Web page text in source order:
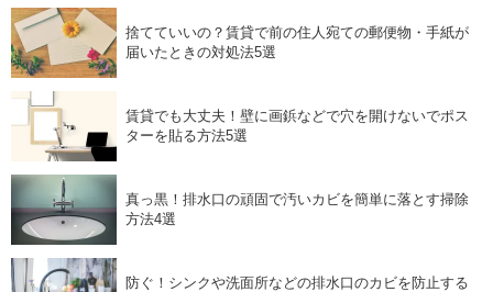
捨てていいの？賃貸で前の住人宛ての郵便物・手紙が
届いたときの対処法5選
賃貸でも大丈夫！壁に画鋲などで穴を開けないでポス
ターを貼る方法5選
真っ黒！排水口の頑固で汚いカビを簡単に落とす掃除
方法4選
防ぐ！シンクや洗面所などの排水口のカビを防止する